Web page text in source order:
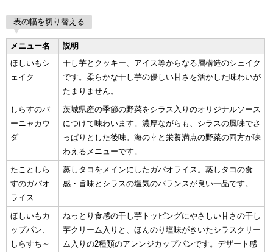
表の幅を切り替える
メニュー名
説明
ほしいもシ
ェイク
干し芋とクッキー、アイス等からなる層構造のシェイク
です。柔らかな干し芋の優しい甘さを活かした味わいが
たまりません。
しらすのバ
ーニャカウ
ダ
茨城県産の季節の野菜をシラス入りのオリジナルソース
につけて味わいます。濃厚ながらも、シラスの風味でさ
っぱりとした後味。海の幸と栄養満点の野菜の両方が味
わえるメニューです。
たことしら
すのガパオ
ライス
蒸しタコをメインにしたガパオライス。蒸しタコの食
感・旨味とシラスの塩気のバランスが良い一品です。
ほしいもカ
ップパン、
しらすち～
ねっとり食感の干し芋トッピングにやさしい甘さの干し
芋クリーム入りと、ほんのり塩味がきいたシラスクリー
ム入りの2種類のアレンジカップパンです。デザート感